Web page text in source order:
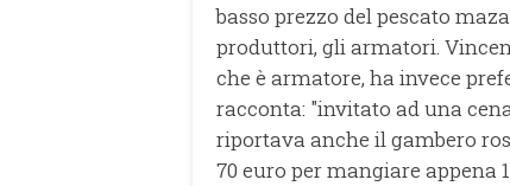
basso prezzo del pescato
produttori, gli armatori.
che è armatore, ha invece
racconta: "invitato ad una
riportava anche il gambero
70 euro per mangiare appena